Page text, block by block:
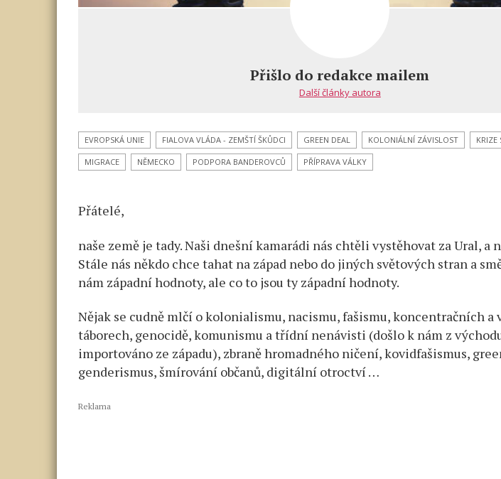
Přišlo do redakce mailem
Další články autora
EVROPSKÁ UNIE FIALOVA VLÁDA - ZEMŠTÍ ŠKŮDCI GREEN DEAL KOLONIÁLNÍ ZÁVISLOST KRIZE
MIGRACE NĚMECKO PODPORA BANDEROVCŮ PŘÍPRAVA VÁLKY
Přátelé,
naše země je tady. Naši dnešní kamarádi nás chtěli vystěhovat za Ural, a
Stále nás někdo chce tahat na západ nebo do jiných světových stran a
nám západní hodnoty, ale co to jsou ty západní hodnoty.
Nějak se cudně mlčí o kolonialismu, nacismu, fašismu, koncentračních a
táborech, genocidě, komunismu a třídní nenávisti (došlo k nám z
importováno ze západu), zbraně hromadného ničení, kovidfašismus,
genderismus, šmírování občanů, digitální otroctví …
Reklama